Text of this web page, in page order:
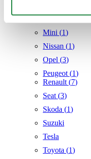
givet dem, eller som
tjenester.
Mini (1)
Nissan (1)
Opel (3)
Peugeot (1)
Renault (7)
Seat (3)
Skoda (1)
Suzuki
Tesla
Toyota (1)